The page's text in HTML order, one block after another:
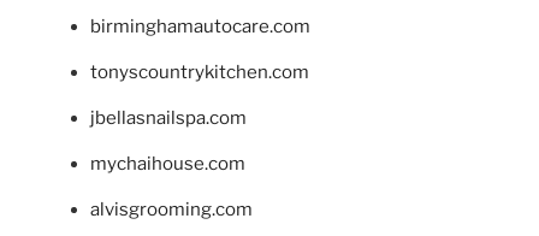
birminghamautocare.com
tonyscountrykitchen.com
jbellasnailspa.com
mychaihouse.com
alvisgrooming.com